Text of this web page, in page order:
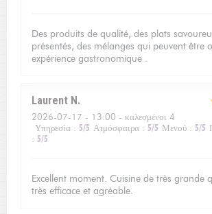
Des produits de qualité, des plats
présentés, des mélanges qui peuvent être
expérience gastronomique .
Laurent N
2026-07-17 - 13:00 - καλεσμένοι 4
Υπηρεσία : 5/5 Ατμόσφαιρα : 5/5 Μενού : 5/5
: 5/5
Excellent moment. Cuisine de très grande
très efficace et agréable.